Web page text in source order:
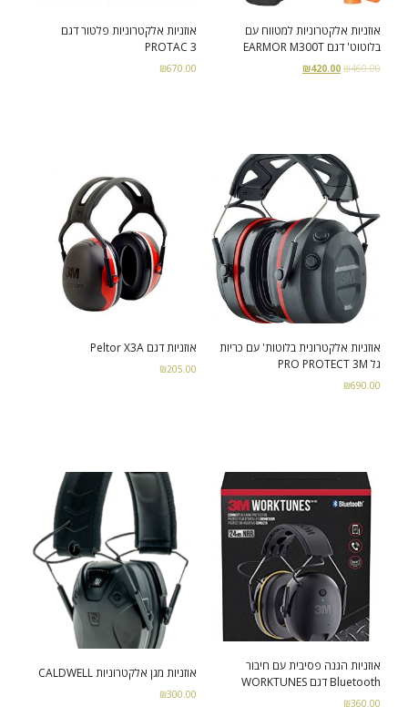
- קורס שופטים בינלאומיים – IROA
הדרכות ושרותים
- הכשרות ואימוני ירי מבצעי
אוזניות אלקטרוניות למטווח עם
בלוטוט' דגם EARMOR M300T
₪460.00
₪420.00
אוזניות אלקטרוניות פלטור דגם
PROTAC 3
₪670.00
אוזניות אלקטרונית בלוטות' עם כריות
גל PRO PROTECT 3M
₪690.00
אוזניות דגם Peltor X3A
₪205.00
אוזניות הגנה פסיבית עם חיבור
Bluetooth דגם WORKTUNES
₪360.00
אוזניות מגן אלקטרוניות CALDWELL
₪300.00